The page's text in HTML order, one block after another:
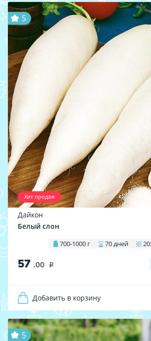
Хит продаж
5
Дайкон
Белый слон
700-1000 г 70 дней
57 .00 i
Добавить в корзину
5